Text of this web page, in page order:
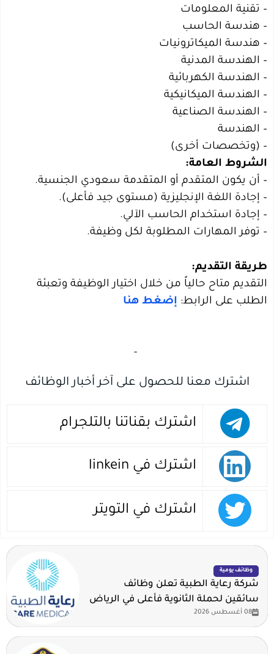
– تقنية المعلومات
– هندسة الحاسب
– هندسة الميكاترونيات
– الهندسة المدنية
– الهندسة الكهربائية
– الهندسة الميكانيكية
– الهندسة الصناعية
– الهندسة
– (وتخصصات أخرى)
الشروط العامة:
– أن يكون المتقدم أو المتقدمة سعودي الجنسية.
– إجادة اللغة الإنجليزية (مستوى جيد فأعلى).
– إجادة استخدام الحاسب الآلي.
– توفر المهارات المطلوبة لكل وظيفة.
طريقة التقديم:
التقديم متاح حالياً من خلال اختيار الوظيفة وتعبئة
الطلب على الرابط: إضغط هنا
-‏
اشترك معنا للحصول على آخر أخبار الوظائف
اشترك بقناتنا بالتلجرام
اشترك في linkein
اشترك في التويتر
وظائف يومية
شركة رعاية الطبية تعلن وظائف
سائقين لحملة الثانوية فأعلى في الرياض
08 أغسطس 2026